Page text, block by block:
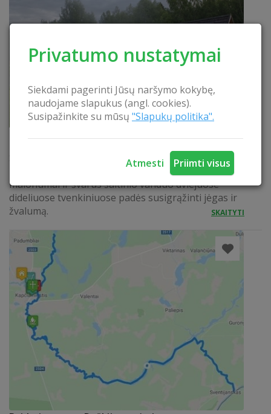
Privatumo nustatymai
Siekdami pagerinti Jūsų naršymo kokybę,
naudojame slapukus (angl. cookies).
Susipažinkite su mūsų "Slapukų politika".
Atmesti Priimti visus
Pirtis ir kubilas
Sodyboje įrengta pirtis, kubilas. Galima užsisakyti
profesionalaus pirtininko paslaugas. Pirtyje patirti
malonumai ir švarus šaltinio vanduo dviejuose
dideliuose tvenkiniuose padės susigrąžinti jėgas ir
žvalumą.
SKAITYTI